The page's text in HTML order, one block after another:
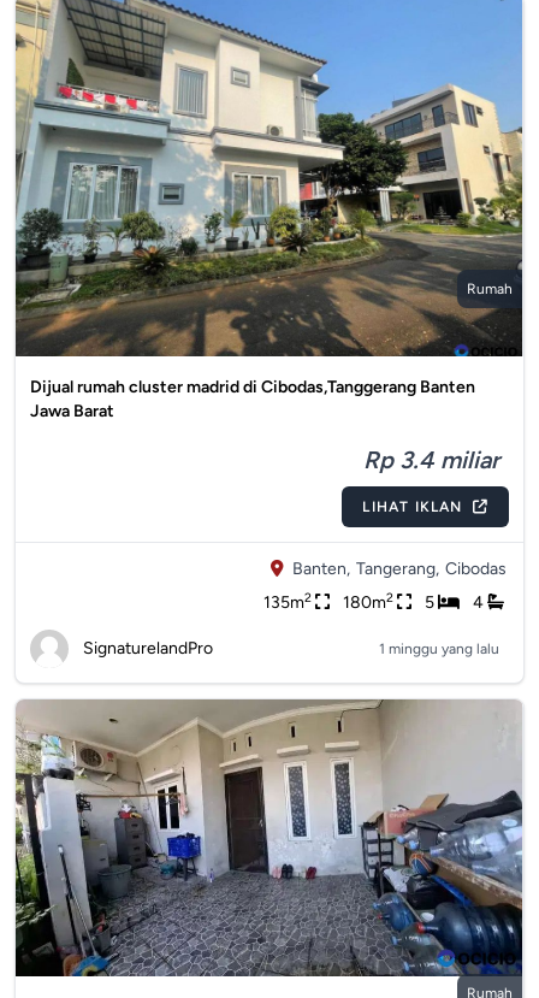
Rumah
Dijual rumah cluster madrid di Cibodas,Tanggerang Banten
Jawa Barat
Rp 3.4 miliar
LIHAT IKLAN
Banten, Tangerang, Cibodas
135m2 180m2 5 4
SignaturelandPro 1 minggu yang lalu
Rumah